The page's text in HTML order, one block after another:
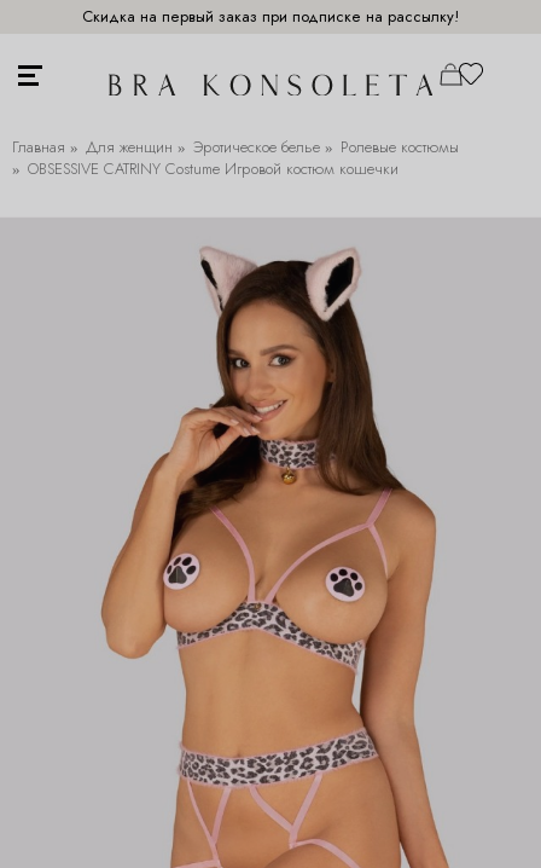
Скидка на первый заказ при подписке на рассылку!
Главная Для женщин Эротическое белье
Ролевые костюмы
OBSESSIVE CATRINY Costume Игровой костюм кошечки